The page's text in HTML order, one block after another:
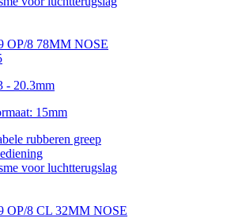
OP/8 78MM NOSE
- 20.3mm
15mm
OP/8 CL 32MM NOSE